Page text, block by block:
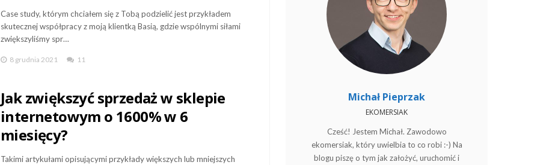
Case study, którym chciałem się z Tobą podzielić jest przykładem
skutecznej współpracy z moją klientką Basią, gdzie wspólnymi siłami
zwiększyliśmy spr…
8 grudnia 2021 11
Jak zwiększyć sprzedaż w sklepie
internetowym o 1600% w 6
miesięcy?
Takimi artykułami opisującymi przykłady większych lub mniejszych
Michał Pieprzak
EKOMERSIAK
Cześć! Jestem Michał. Zawodowo
ekomersiak, który uwielbia to co robi :-) Na
blogu piszę o tym jak założyć, uruchomić i